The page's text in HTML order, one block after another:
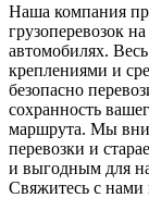
Наша компания
грузоперевозок
автомобилях.
креплениями и
безопасно
сохранность
маршрута. Мы
перевозки и
и выгодным для
Свяжитесь с